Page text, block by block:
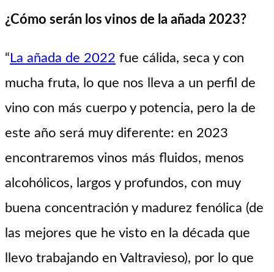
¿Cómo serán los vinos de la añada 2023?
“ La añada de 2022 fue cálida, seca y con
mucha fruta, lo que nos lleva a un perfil de
vino con más cuerpo y potencia, pero la de
este año será muy diferente: en 2023
encontraremos vinos más fluidos, menos
alcohólicos, largos y profundos, con muy
buena concentración y madurez fenólica (de
las mejores que he visto en la década que
llevo trabajando en Valtravieso), por lo que